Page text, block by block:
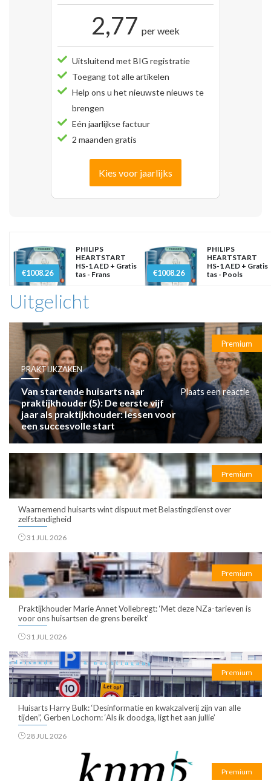
2,77 per week
Uitsluitend met BIG registratie
Toegang tot alle artikelen
Help ons u het nieuwste nieuws te
brengen
Eén jaarlijkse factuur
2 maanden gratis
Kies voor jaarlijks
€1008.26
PHILIPS
HEARTSTART
HS-1 AED + Gratis
tas - Frans
€1008.26
PHILIPS
HEARTSTART
HS-1 AED + Gratis
tas - Pools
Uitgelicht
Premium
PRAKTIJKZAKEN
Van startende huisarts naar
praktijkhouder (5): De eerste vijf
jaar als praktijkhouder: lessen voor
een succesvolle start
Plaats een reactie
Premium
Waarnemend huisarts wint dispuut met Belastingdienst over
zelfstandigheid
31 JUL 2026
Premium
Praktijkhouder Marie Annet Vollebregt: ‘Met deze NZa-tarieven is
voor ons huisartsen de grens bereikt’
31 JUL 2026
Premium
Huisarts Harry Bulk: ‘Desinformatie en kwakzalverij zijn van alle
tijden”, Gerben Lochorn: ‘Als ik doodga, ligt het aan jullie’
28 JUL 2026
Premium